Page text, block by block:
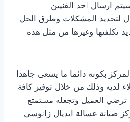
ارسال احد الفنيين
لتحديد المشكلات وطرق الحل
تكلفتها وغيرها من مثل هذه
بكونه دائما ما يسعى جاهدا
لديه وذلك من خلال توفير كافة
ترضي العميل وتجعله مستمتع
صيانة غسالة ايديال زانوسى